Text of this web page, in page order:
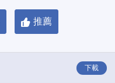
推薦
下載